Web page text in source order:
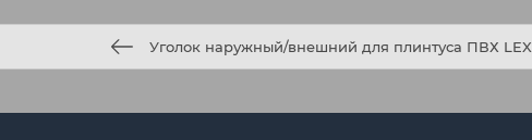
Уголок наружный/внешний для плинтуса ПВХ